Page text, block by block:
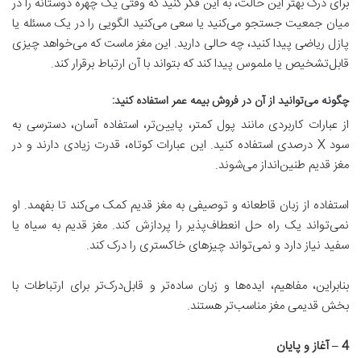
میان جمعیت جستجو می‌کنید یا سعی می‌کنید الگویی را در یک مسئله یا
پازل ریاضی پیدا کنید، چه حالی دارید. این مغز ماست که می‌خواهد چیزی
قابل‌تشخیص یا ملموس پیدا کند که بتواند با آن ارتباط برقرار کند.
چگونه میتوانید از آن در فروش بیمه عمر استفاده کنید:
از عبارات کاربردی مانند پول کمتر، پایین‌تر، استفاده آسان، دسترسی به
سود X درصدی استفاده کنید. این عبارات کوتاه، قدرت زیادی دارند و در
مغز قدیم طنین‌انداز می‌شوند.
استفاده از زبان قاطعانه و توصیفی به مغز قدیم کمک می‌کند تا بفهمد. او
نمی‌تواند یک راه حل انعطاف‌پذیر را پردازش کند. مغز قدیم به سیاه یا
سفید نیاز دارد و نمی‌تواند چیزهای خاکستری را درک کند.
بنابراین، مفاهیم، ​​ایده‌ها و زبان ساده‌تر و قابل‌درک‌تر برای ارتباطات با
بخش قدیمی مغز مناسب‌تر هستند.
4 –
آغاز و پایان